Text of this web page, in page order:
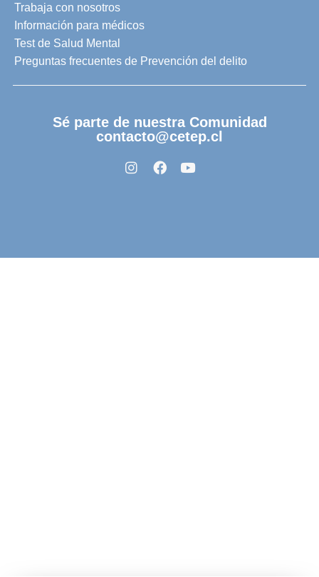
Trabaja con nosotros
Información para médicos
Test de Salud Mental
Preguntas frecuentes de Prevención del delito
Sé parte de nuestra Comunidad
contacto@cetep.cl